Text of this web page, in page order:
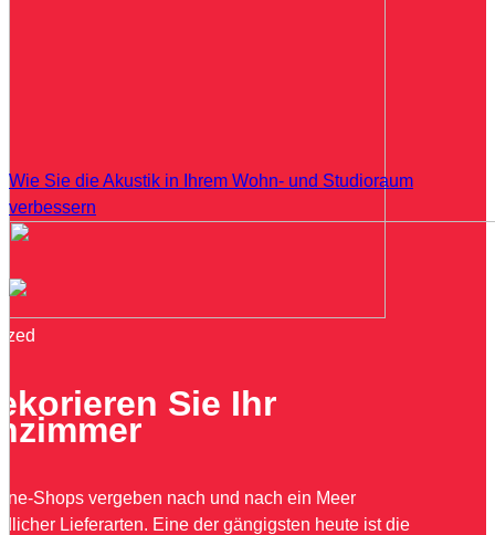
Wie Sie die Akustik in Ihrem Wohn- und Studioraum
verbessern
Sie Ihr
Shops vergeben nach und nach ein Meer
Lieferarten. Eine der gängigsten heute ist die